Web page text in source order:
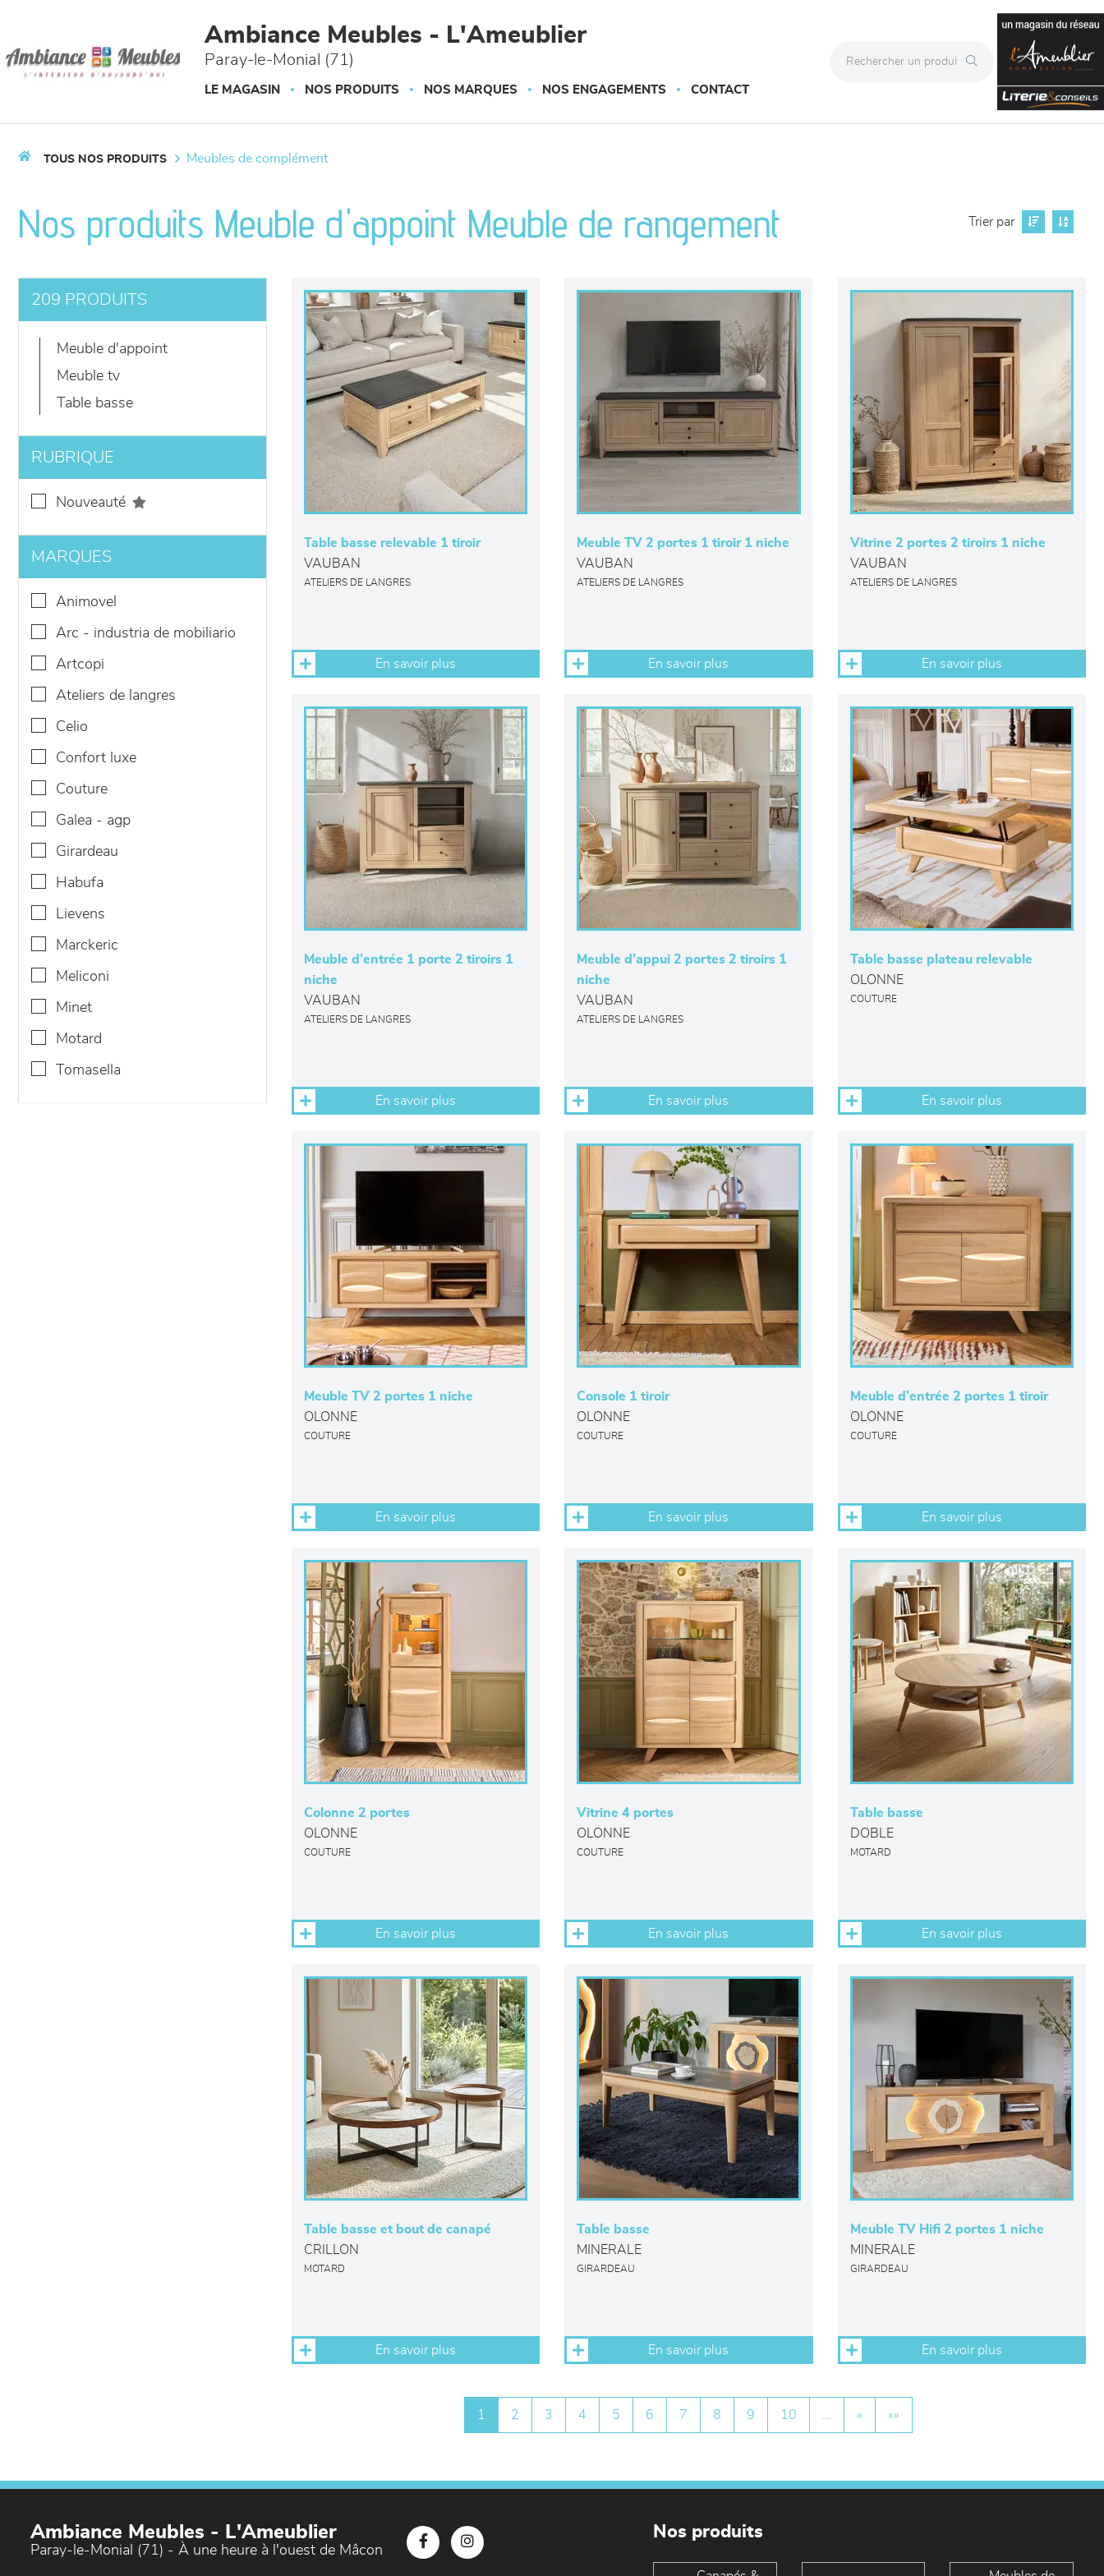
Ambiance Meubles - L'Ameublier
Paray-le-Monial (71)
LE MAGASIN NOS PRODUITS NOS MARQUES NOS ENGAGEMENTS CONTACT
TOUS NOS PRODUITS meubles de complément
Nos produits Meuble d'appoint Meuble de rangement Trier par
209 PRODUITS
meuble d'appoint
meuble tv
table basse
RUBRIQUE
nouveauté
MARQUES
animovel
arc - industria de mobiliario
artcopi
ateliers de langres
celio
confort luxe
couture
galea - agp
girardeau
habufa
lievens
marckeric
meliconi
minet
motard
tomasella
Table basse relevable 1 tiroir
VAUBAN
ATELIERS DE LANGRES
En savoir plus
Meuble TV 2 portes 1 tiroir 1 niche
VAUBAN
ATELIERS DE LANGRES
En savoir plus
Vitrine 2 portes 2 tiroirs 1 niche
VAUBAN
ATELIERS DE LANGRES
En savoir plus
Meuble d’entrée 1 porte 2 tiroirs 1
niche
VAUBAN
ATELIERS DE LANGRES
En savoir plus
Meuble d’appui 2 portes 2 tiroirs 1
niche
VAUBAN
ATELIERS DE LANGRES
En savoir plus
Table basse plateau relevable
OLONNE
COUTURE
En savoir plus
Meuble TV 2 portes 1 niche
OLONNE
COUTURE
En savoir plus
Console 1 tiroir
OLONNE
COUTURE
En savoir plus
Meuble d’entrée 2 portes 1 tiroir
OLONNE
COUTURE
En savoir plus
Colonne 2 portes
OLONNE
COUTURE
En savoir plus
Vitrine 4 portes
OLONNE
COUTURE
En savoir plus
Table basse
DOBLE
MOTARD
En savoir plus
Table basse et bout de canapé
CRILLON
MOTARD
En savoir plus
Table basse
MINERALE
GIRARDEAU
En savoir plus
Meuble TV Hifi 2 portes 1 niche
MINERALE
GIRARDEAU
En savoir plus
1 2 3 4 5 6 7 8 9 10 » »»
Ambiance Meubles - L'Ameublier
Paray-le-Monial (71) - À une heure à l'ouest de Mâcon
Nos produits